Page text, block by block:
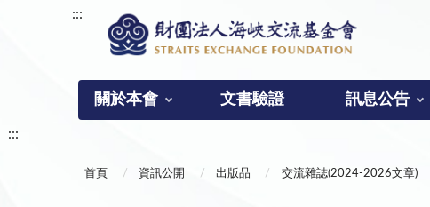
:::
關於本會 文書驗證 訊息公告
:::
首頁 資訊公開 出版品 交流雜誌(2024-2026文章)